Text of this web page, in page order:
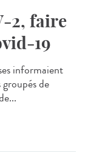
2, faire
19
informaient
de